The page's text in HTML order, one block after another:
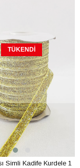
TÜKENDI
Simli Kadife Kurdele 1